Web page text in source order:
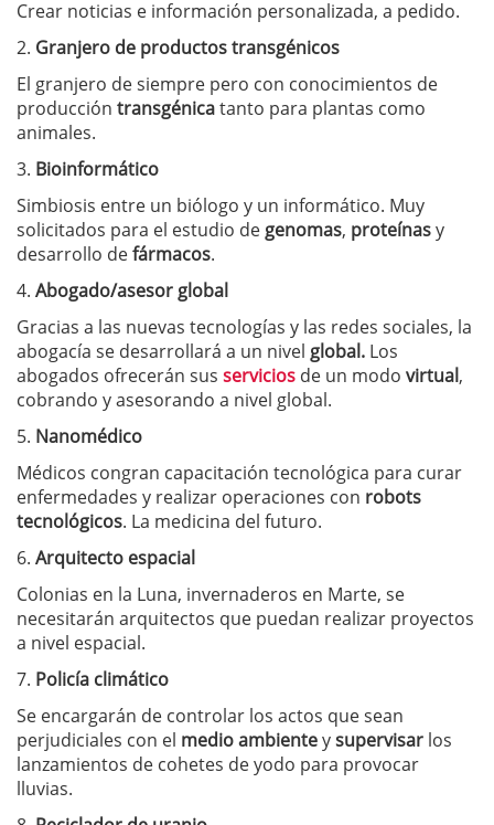
Crear noticias e información personalizada, a pedido.
2. Granjero de productos transgénicos
El granjero de siempre pero con conocimientos de
producción transgénicatanto para plantas como
animales.
3. Bioinformático
Simbiosis entre un biólogo y un informático. Muy
solicitados para el estudio de genomas, proteínasy
desarrollo defármacos.
4. Abogado/asesor global
Gracias a las nuevas tecnologías y las redes sociales, la
abogacía se desarrollará a un nivel global. Los
abogados ofrecerán sus servicios de un modo virtual,
cobrando y asesorando a nivel global.
5. Nanomédico
Médicos congran capacitación tecnológica para curar
enfermedades y realizar operaciones con robots
tecnológicos. La medicina del futuro.
6. Arquitecto espacial
Colonias en la Luna, invernaderos en Marte, se
necesitarán arquitectos que puedan realizar proyectos
a nivel espacial.
7. Policía climático
Se encargarán de controlar los actos que sean
perjudiciales con el medio ambienteysupervisar los
lanzamientos de cohetes de yodo para provocar
lluvias.